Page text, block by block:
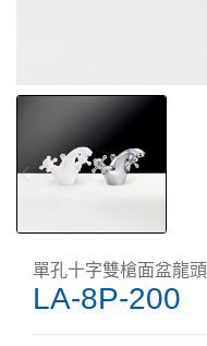
單孔十字雙槍面盆龍頭
LA-8P-200